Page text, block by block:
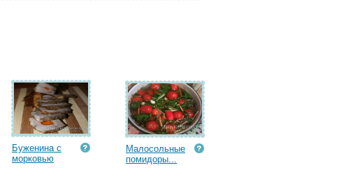
Буженина с
морковью
Малосольные
помидоры...